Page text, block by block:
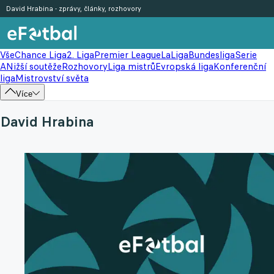
VšeChance Liga2. LigaPremier LeagueLaLigaBundesligaSerie
ANižší soutěžeRozhovoryLiga mistrůEvropská ligaKonferenční
ligaMistrovství světa
Více
David Hrabina - zprávy, články, rozhovory
David Hrabina